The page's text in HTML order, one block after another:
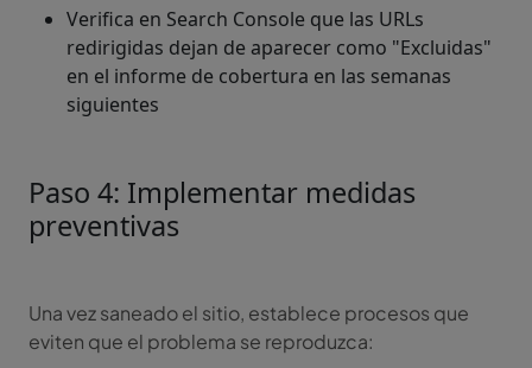
Verifica en Search Console que las URLs
redirigidas dejan de aparecer como "Excluidas"
en el informe de cobertura en las semanas
siguientes
Paso 4: Implementar medidas
preventivas
Una vez saneado el sitio, establece procesos que
eviten que el problema se reproduzca: